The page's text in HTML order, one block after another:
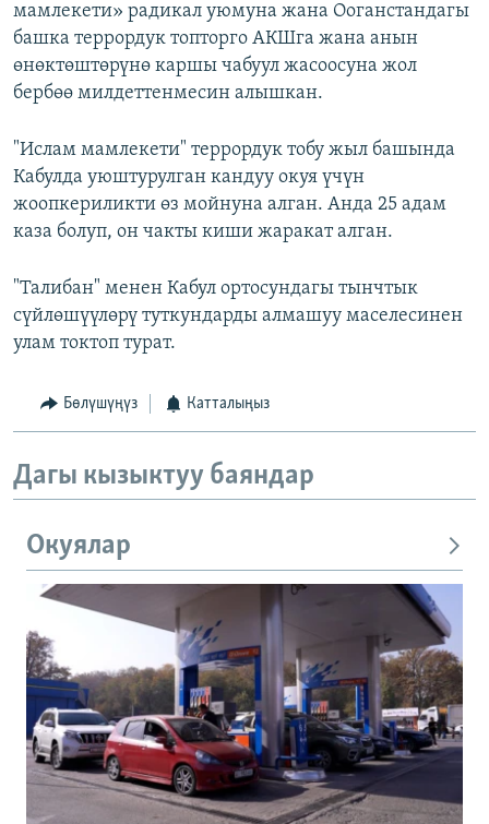
мамлекети» радикал уюмуна жана Ооганстандагы
башка террордук топторго АКШга жана анын
өнөктөштөрүнө каршы чабуул жасоосуна жол
бербөө милдеттенмесин алышкан.
"Ислам мамлекети" террордук тобу жыл башында
Кабулда уюштурулган кандуу окуя үчүн
жоопкериликти өз мойнуна алган. Анда 25 адам
каза болуп, он чакты киши жаракат алган.
"Талибан" менен Кабул ортосундагы тынчтык
сүйлөшүүлөрү туткундарды алмашуу маселесинен
улам токтоп турат.
Бөлүшүңүз Катталыңыз
Дагы кызыктуу баяндар
Окуялар